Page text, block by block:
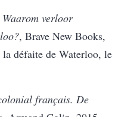
Waarom verloor
, Brave New Books,
défaite de Waterloo, le
français. De